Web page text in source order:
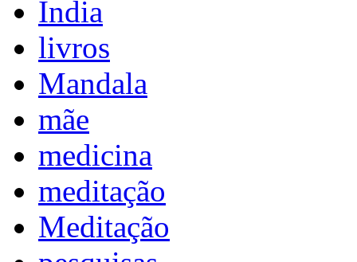
Índia
livros
Mandala
mãe
medicina
meditação
Meditação